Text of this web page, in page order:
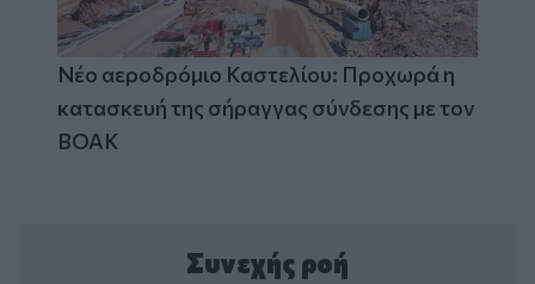
Νέο αεροδρόμιο Καστελίου: Προχωρά η
κατασκευή της σήραγγας σύνδεσης με τον
ΒΟΑΚ
Συνεχής ροή